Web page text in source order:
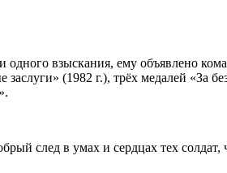
взыскания, ему объявлено
(1982 г.), трёх медалей «За
след в умах и сердцах тех солдат,